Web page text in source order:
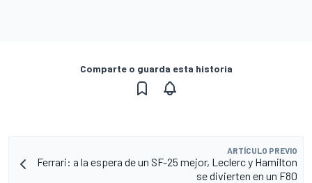
Comparte o guarda esta historia
ARTÍCULO PREVIO
Ferrari: a la espera de un SF-25 mejor, Leclerc y Hamilton
se divierten en un F80